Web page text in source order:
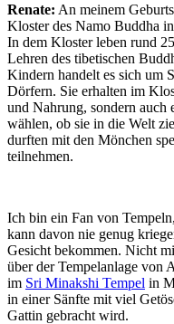
Renate: An meinem
Kloster des Namo Buddha
In dem Kloster leben rund
Lehren des tibetischen
Kindern handelt es sich um
Dörfern. Sie erhalten im
und Nahrung, sondern auch
wählen, ob sie in die Welt
durften mit den Mönchen
teilnehmen.
Ich bin ein Fan von
kann davon nie genug
Gesicht bekommen. Nicht
über der Tempelanlage von
im Sri Minakshi Tempel in
in einer Sänfte mit viel
Gattin gebracht wird.